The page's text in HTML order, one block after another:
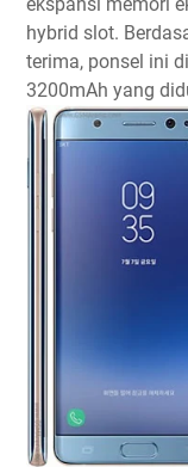
ekspansi memori
hybrid slot.
terima, ponsel ini
3200mAh yang